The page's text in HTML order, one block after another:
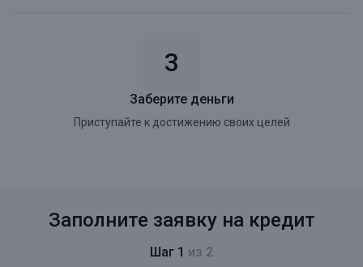
Заберите деньги
Приступайте к достижению своих целей
Заполните заявку на кредит
Шаг 1 из 2